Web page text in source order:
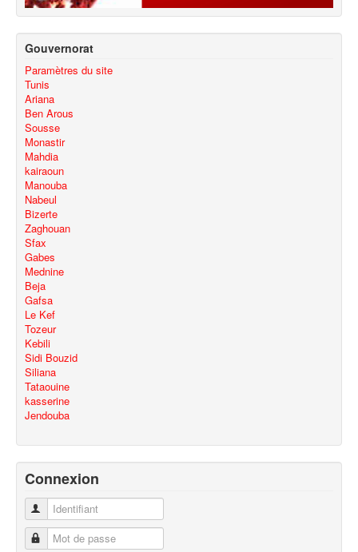
Gouvernorat
Paramètres du site
Tunis
Ariana
Ben Arous
Sousse
Monastir
Mahdia
kairaoun
Manouba
Nabeul
Bizerte
Zaghouan
Sfax
Gabes
Mednine
Beja
Gafsa
Le Kef
Tozeur
Kebili
Sidi Bouzid
Siliana
Tataouine
kasserine
Jendouba
Connexion
Identifiant
Mot de passe